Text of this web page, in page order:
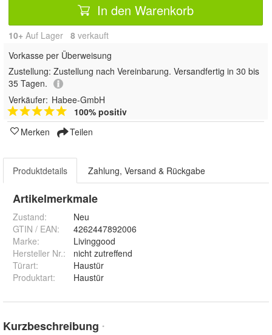
In den Warenkorb
10+ Auf Lager 8 verkauft
Vorkasse per Überweisung
Zustellung: Zustellung nach Vereinbarung. Versandfertig in 30 bis
35 Tagen.
Verkäufer: Habee-GmbH
100% positiv
Merken
Teilen
Produktdetails Zahlung, Versand & Rückgabe
Artikelmerkmale
Zustand:
Neu
GTIN / EAN:
4262447892006
Marke:
Livinggood
Hersteller Nr.:
nicht zutreffend
Türart:
Haustür
Produktart: Haustür
Kurzbeschreibung *